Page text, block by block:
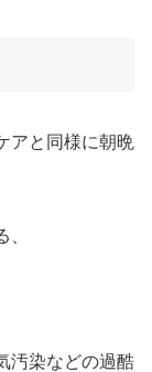
アと同様に朝晩
汚染などの過酷